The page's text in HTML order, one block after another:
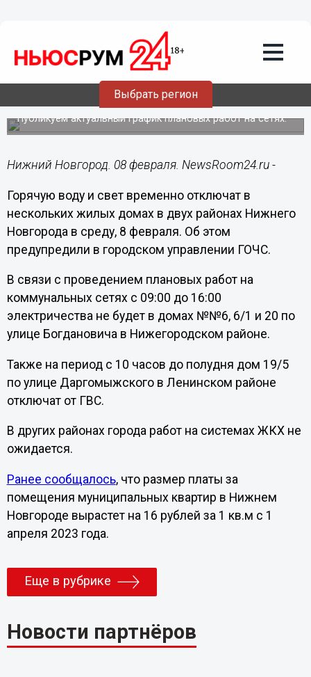
Выбрать регион
08.02.202309:01
Свет и ГВС отключат частично в двух
районах Нижнего Новгорода 8 февраля
Публикуем актуальный график плановых работ на сетях.
Нижний Новгород. 08 февраля. NewsRoom24.ru -
Горячую воду и свет временно отключат в
нескольких жилых домах в двух районах Нижнего
Новгорода в среду, 8 февраля. Об этом
предупредили в городском управлении ГОЧС.
В связи с проведением плановых работ на
коммунальных сетях с 09:00 до 16:00
электричества не будет в домах №№6, 6/1 и 20 по
улице Богдановича в Нижегородском районе.
Также на период с 10 часов до полудня дом 19/5
по улице Даргомыжского в Ленинском районе
отключат от ГВС.
В других районах города работ на системах ЖКХ не
ожидается.
Ранее сообщалось, что размер платы за
помещения муниципальных квартир в Нижнем
Новгороде вырастет на 16 рублей за 1 кв.м с 1
апреля 2023 года.
Еще в рубрике
Новости партнёров